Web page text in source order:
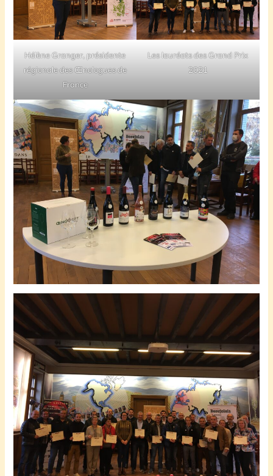
Hélène Granger, présidente
régionale des Œnologues de
France
Les lauréats des Grand Prix
2021